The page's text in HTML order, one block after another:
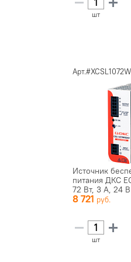
шт
Источник
питания ДКС
72 Вт, 3 А, 24 В
8 721
шт